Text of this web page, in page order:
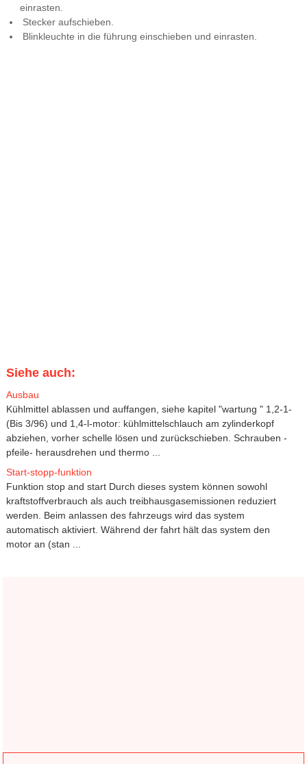
einrasten.
Stecker aufschieben.
Blinkleuchte in die führung einschieben und einrasten.
Siehe auch:
Ausbau
Kühlmittel ablassen und auffangen, siehe kapitel "wartung " 1,2-1-
(Bis 3/96) und 1,4-l-motor: kühlmittelschlauch am zylinderkopf
abziehen, vorher schelle lösen und zurückschieben. Schrauben -
pfeile- herausdrehen und thermo ...
Start-stopp-funktion
Funktion stop and start Durch dieses system können sowohl
kraftstoffverbrauch als auch treibhausgasemissionen reduziert
werden. Beim anlassen des fahrzeugs wird das system
automatisch aktiviert. Während der fahrt hält das system den
motor an (stan ...